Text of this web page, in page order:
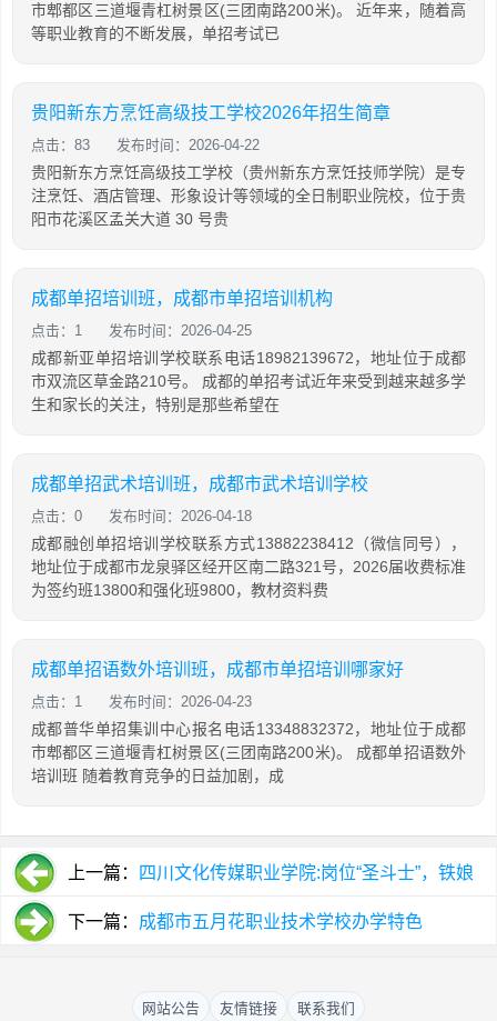
市郫都区三道堰青杠树景区(三团南路200米)。 近年来，随着高
等职业教育的不断发展，单招考试已
贵阳新东方烹饪高级技工学校2026年招生简章
点击：83 发布时间：2026-04-22
贵阳新东方烹饪高级技工学校（贵州新东方烹饪技师学院）是专
注烹饪、酒店管理、形象设计等领域的全日制职业院校，位于贵
阳市花溪区孟关大道 30 号贵
成都单招培训班，成都市单招培训机构
点击：1 发布时间：2026-04-25
成都新亚单招培训学校联系电话18982139672，地址位于成都
市双流区草金路210号。 成都的单招考试近年来受到越来越多学
生和家长的关注，特别是那些希望在
成都单招武术培训班，成都市武术培训学校
点击：0 发布时间：2026-04-18
成都融创单招培训学校联系方式13882238412（微信同号），
地址位于成都市龙泉驿区经开区南二路321号，2026届收费标准
为签约班13800和强化班9800，教材资料费
成都单招语数外培训班，成都市单招培训哪家好
点击：1 发布时间：2026-04-23
成都普华单招集训中心报名电话13348832372，地址位于成都
市郫都区三道堰青杠树景区(三团南路200米)。 成都单招语数外
培训班 随着教育竞争的日益加剧，成
上一篇： 四川文化传媒职业学院:岗位“圣斗士”，铁娘
子的辅导员情结
下一篇： 成都市五月花职业技术学校办学特色
网站公告 友情链接 联系我们